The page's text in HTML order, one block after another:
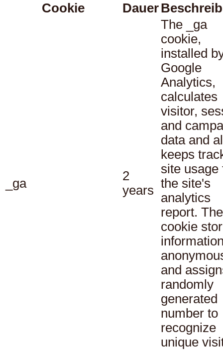
Cookie
Dauer
_ga
2
years
The _ga
cookie,
installed
Google
Analytics,
calculates
visitor,
and
data and
keeps
site usage
the site's
analytics
report. The
cookie
and
randomly
generated
number to
recognize
unique